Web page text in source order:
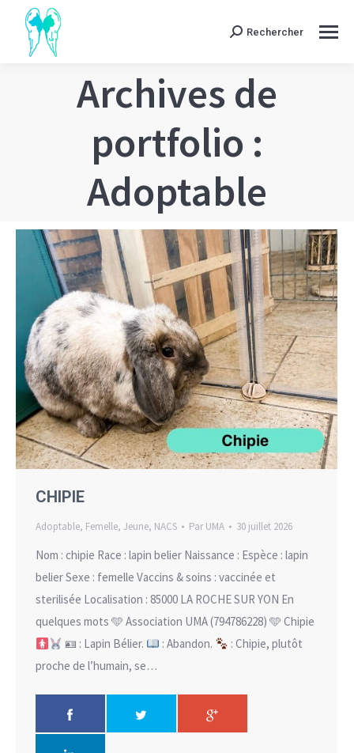
Search:Rechercher
Archives de
portfolio :
Adoptable
CHIPIE
Adoptable, Femelle, Jeune, NACS Par UMA 30 juillet 2026
Nom : chipie Race : lapin belier Naissance : Espèce : lapin
belier Sexe : femelle Vaccins & soins : vaccinée et
sterilisée Localisation : 85000 LA ROCHE SUR YON En
quelques mots 🩵 Association UMA (794786228) 🩵 Chipie
🪪 : Lapin Bélier.
: Abandon.
: Chipie, plutôt
proche de l’humain, se…